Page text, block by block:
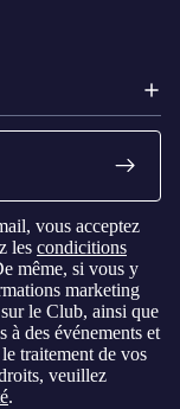
vous acceptez
les condicitions
même, si vous y
marketing
le Club, ainsi que
à des événements et
traitement de vos
veuillez
.